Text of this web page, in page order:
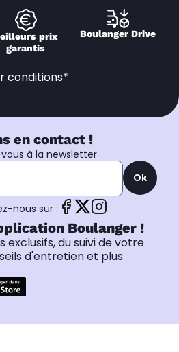
prix
garantis
Boulanger Drive
conditions*
en contact !
à la newsletter
Ok
nous sur :
Boulanger !
exclusifs, du suivi de votre
d'entretien et plus